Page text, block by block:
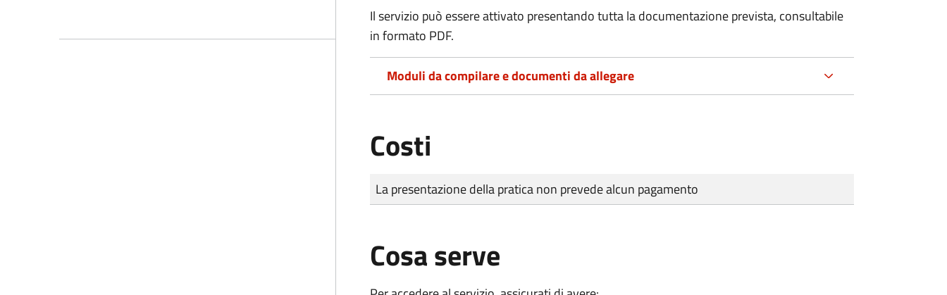
Il servizio può essere attivato presentando tutta la documentazione prevista, consultabile
in formato PDF.
Moduli da compilare e documenti da allegare
Costi
Tipo di pagamento
Importo
La presentazione della pratica non prevede alcun pagamento
Cosa serve